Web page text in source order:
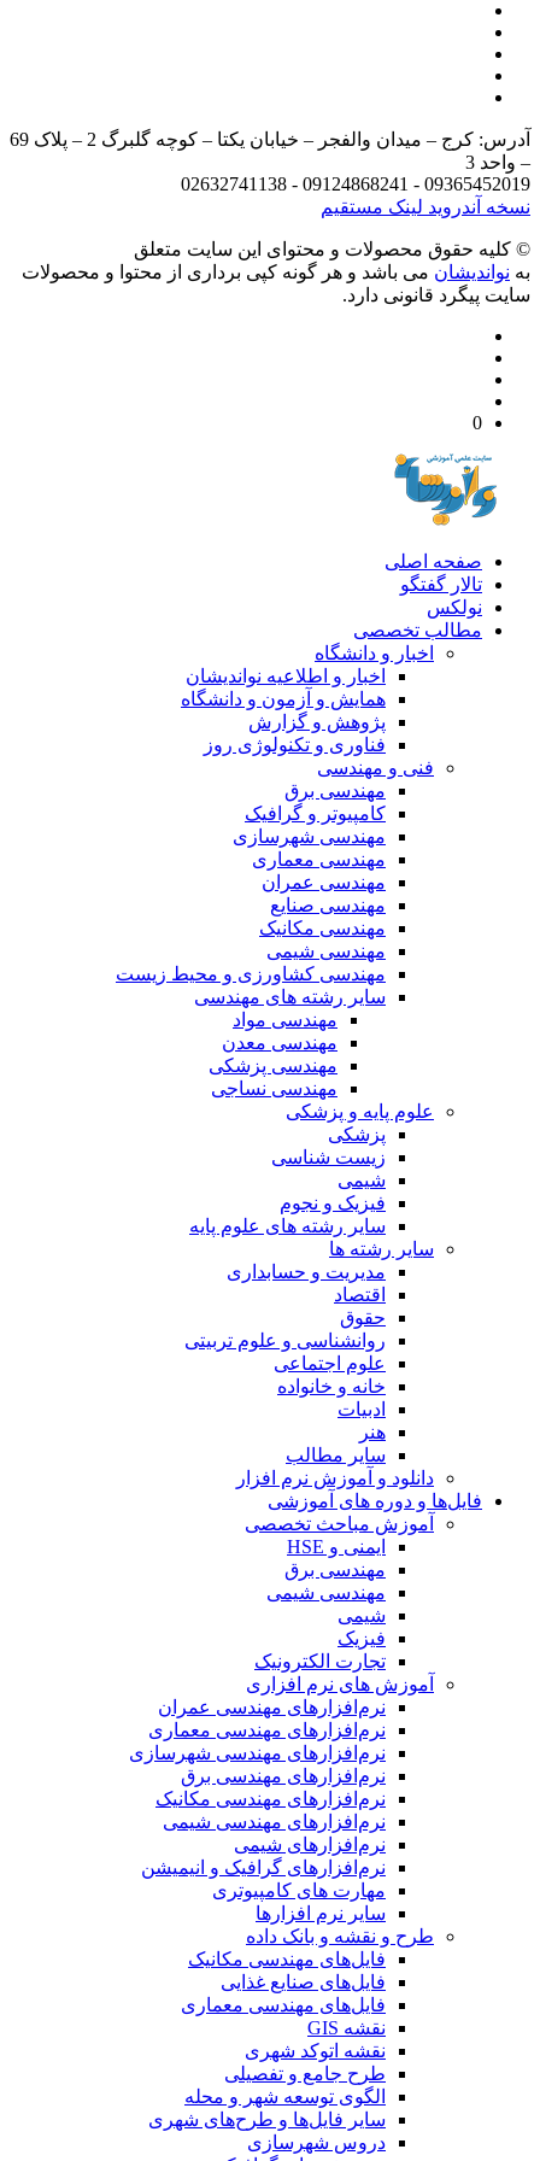
آدرس: کرج – میدان والفجر – خیابان یکتا – کوچه گلبرگ 2 – پلاک 69
3
09365452019 - 09124868241 -
آندرویدلینک مستقیم
حقوق محصولات و محتوای اين سایت متعلق
می باشد و هر گونه کپی برداری از محتوا و محصولات
پیگرد قانونی دارد.
صفحه اصلی
تالار گفتگو
نولکس
مطالب تخصصی
اخبار و دانشگاه
اخبار و اطلاعیه نواندیشان
همایش و آزمون و دانشگاه
پژوهش و گزارش
فناوری و تکنولوژی روز
فنی و مهندسی
مهندسی برق
کامپیوتر و گرافیک
مهندسی شهرسازی
مهندسی معماری
مهندسی عمران
مهندسی صنایع
مهندسی مکانیک
مهندسی شیمی
مهندسی کشاورزی و محیط زیست
سایر رشته های مهندسی
مهندسی مواد
مهندسی معدن
مهندسی پزشکی
مهندسی نساجی
علوم پایه و پزشکی
پزشکی
زیست شناسی
شیمی
فیزیک و نجوم
سایر رشته های علوم پایه
سایر رشته ها
مدیریت و حسابداری
اقتصاد
حقوق
روانشناسی و علوم تربیتی
علوم اجتماعی
خانه و خانواده
ادبیات
هنر
سایر مطالب
دانلود و آموزش نرم افزار
فایل‌ها و دوره های آموزشی
آموزش مباحث تخصصی
ایمنی و HSE
مهندسی برق
مهندسی شیمی
شیمی
فیزیک
تجارت الکترونیک
آموزش های نرم افزاری
نرم‌افزارهای مهندسی عمران
نرم‌افزارهای مهندسی معماری
نرم‌افزارهای مهندسی شهرسازی
نرم‌افزارهای مهندسی برق
نرم‌افزارهای مهندسی مکانیک
نرم‌افزارهای مهندسی شیمی
نرم‌افزارهای شیمی
نرم‌افزارهای گرافیک و انیمیشن
مهارت های کامپیوتری
سایر نرم افزارها
طرح و نقشه و بانک داده
فایل‌های مهندسی مکانیک
فایل‌های صنایع غذایی
فایل‌های مهندسی معماری
نقشه GIS
نقشه اتوکد شهری
طرح جامع و تفصیلی
الگوی توسعه شهر و محله
سایر فایل‌ها و طرح‌های شهری
دروس شهرسازی